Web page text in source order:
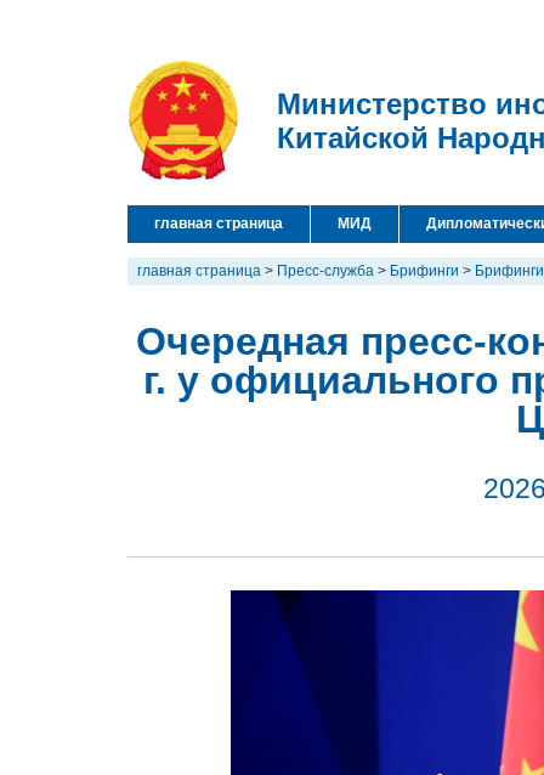
Министерство
Китайской
главная страница МИД
главная страница > Пресс-служба > Брифинги > Брифинги
Очередная пресс-
г. у официального